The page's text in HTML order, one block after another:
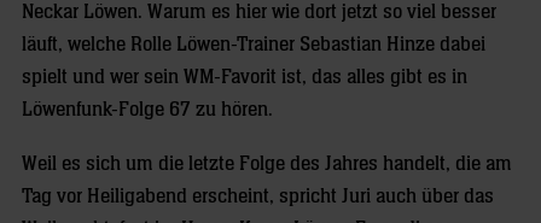
Neckar Löwen. Warum es hier wie dort jetzt so viel besser
läuft, welche Rolle Löwen-Trainer Sebastian Hinze dabei
spielt und wer sein WM-Favorit ist, das alles gibt es in
Löwenfunk-Folge 67 zu hören.
Weil es sich um die letzte Folge des Jahres handelt, die am
Tag vor Heiligabend erscheint, spricht Juri auch über das